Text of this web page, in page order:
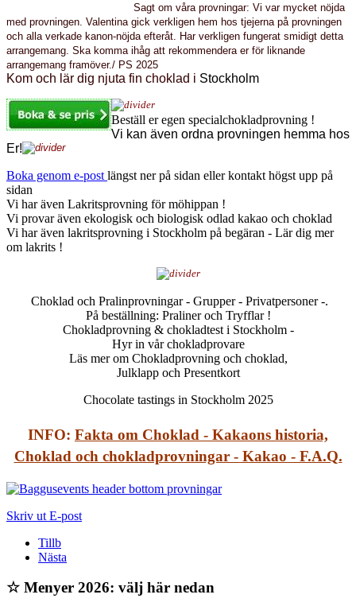
Sagt om våra provningar: Vi var mycket nöjda
med provningen. Valentina gick verkligen hem hos tjejerna på provningen
och alla verkade kanon-nöjda efteråt. Har verkligen fungerat smidigt detta
arrangemang. Ska komma ihåg att rekommendera er för liknande
arrangemang framöver./ PS 2025
Kom och lär dig njuta fin choklad i Stockholm
Beställ er egen specialchokladprovning !
Vi kan även ordna provningen hemma hos
Er!
Boka genom e-post längst ner på sidan eller kontakt högst upp på
sidan
Vi har även Lakritsprovning för möhippan !
Vi provar även ekologisk och biologisk odlad kakao och choklad
Vi har även lakritsprovning i Stockholm på begäran - Lär dig mer
om lakrits !
Choklad och Pralinprovningar - Grupper - Privatpersoner -.
På beställning: Praliner och Tryfflar !
Chokladprovning & chokladtest i Stockholm -
Hyr in vår chokladprovare
Läs mer om Chokladprovning och choklad,
Julklapp och Presentkort
Chocolate tastings in Stockholm 2025
INFO: Fakta om Choklad - Kakaons historia,
Choklad och chokladprovningar - Kakao - F.A.Q.
Skriv ut E-post
Tillb
Nästa
☆ Menyer 2026: välj här nedan